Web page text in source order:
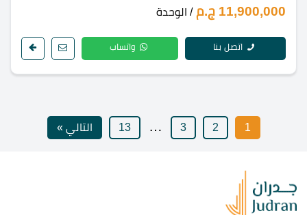
11,900,000 ج.م / الوحدة
اتصل بنا واتساب
1
2
3
…
13 التالي »